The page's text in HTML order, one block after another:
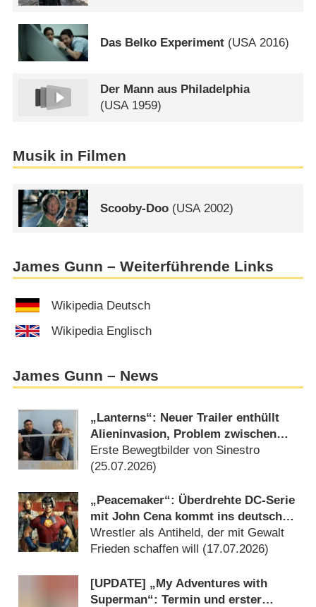
Das Belko Experiment (USA 2016)
Der Mann aus Philadelphia
(USA1959)
Musik in Filmen
Scooby-Doo (USA2002)
James Gunn – Weiterführende Links
Wikipedia Deutsch
Wikipedia Englisch
James Gunn – News
„Lanterns“: Neuer Trailer enthüllt
Alieninvasion, Problem zwischen
Hal Jordan und John Stewart
Erste Bewegtbilder von Sinestro
(25.07.2026)
„Peacemaker“: Überdrehte DC-Serie
mit John Cena kommt ins deutsche
Free-TV
Wrestler als Antiheld, der mit Gewalt
Frieden schaffen will (17.07.2026)
[UPDATE] „My Adventures with
Superman“: Termin und erster